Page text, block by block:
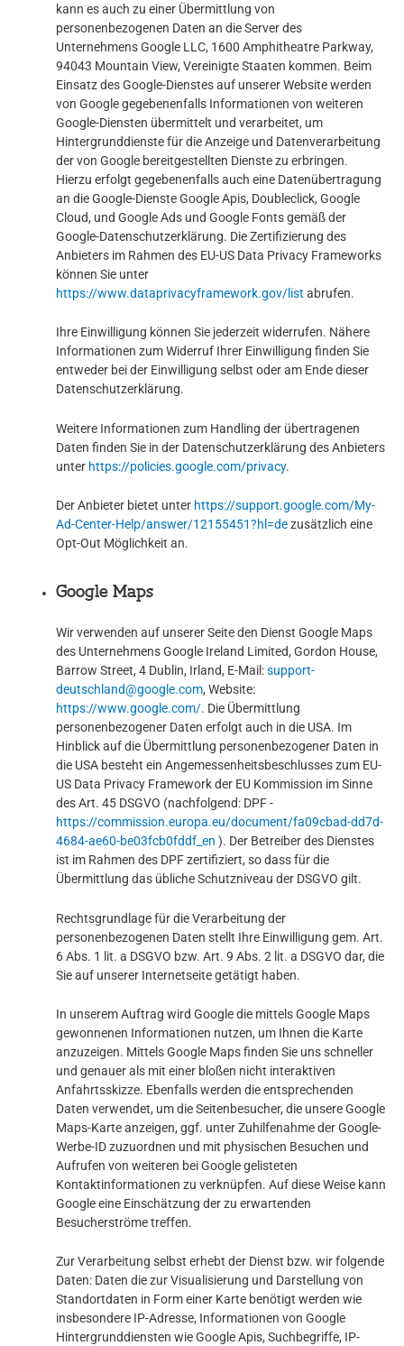
kann es auch zu einer Übermittlung von
personenbezogenen Daten an die Server des
Unternehmens Google LLC, 1600 Amphitheatre Parkway,
94043 Mountain View, Vereinigte Staaten kommen. Beim
Einsatz des Google-Dienstes auf unserer Website werden
von Google gegebenenfalls Informationen von weiteren
Google-Diensten übermittelt und verarbeitet, um
Hintergrunddienste für die Anzeige und Datenverarbeitung
der von Google bereitgestellten Dienste zu erbringen.
Hierzu erfolgt gegebenenfalls auch eine Datenübertragung
an die Google-Dienste Google Apis, Doubleclick, Google
Cloud, und Google Ads und Google Fonts gemäß der
Google-Datenschutzerklärung. Die Zertifizierung des
Anbieters im Rahmen des EU-US Data Privacy Frameworks
können Sie unter
https://www.dataprivacyframework.gov/list abrufen.
Ihre Einwilligung können Sie jederzeit widerrufen. Nähere
Informationen zum Widerruf Ihrer Einwilligung finden Sie
entweder bei der Einwilligung selbst oder am Ende dieser
Datenschutzerklärung.
Weitere Informationen zum Handling der übertragenen
Daten finden Sie in der Datenschutzerklärung des Anbieters
unter https://policies.google.com/privacy.
Der Anbieter bietet unter https://support.google.com/My-
Ad-Center-Help/answer/12155451?hl=dezusätzlich eine
Opt-Out Möglichkeit an.
Google Maps
Wir verwenden auf unserer Seite den Dienst Google Maps
des Unternehmens Google Ireland Limited, Gordon House,
Barrow Street, 4 Dublin, Irland, E-Mail:support-
deutschland@google.com, Website:
https://www.google.com/. Die Übermittlung
personenbezogener Daten erfolgt auch in die USA. Im
Hinblick auf die Übermittlung personenbezogener Daten in
die USA besteht ein Angemessenheitsbeschlusses zum EU-
US Data Privacy Framework der EU Kommission im Sinne
des Art. 45 DSGVO (nachfolgend: DPF -
https://commission.europa.eu/document/fa09cbad-dd7d-
4684-ae60-be03fcb0fddf_en ). Der Betreiber des Dienstes
ist im Rahmen des DPF zertifiziert, so dass für die
Übermittlung das übliche Schutzniveau der DSGVO gilt.
Rechtsgrundlage für die Verarbeitung der
personenbezogenen Daten stellt Ihre Einwilligung gem. Art.
6 Abs. 1 lit. a DSGVO bzw. Art. 9 Abs. 2 lit. a DSGVO dar, die
Sie auf unserer Internetseite getätigt haben.
In unserem Auftrag wird Google die mittels Google Maps
gewonnenen Informationen nutzen, um Ihnen die Karte
anzuzeigen. Mittels Google Maps finden Sie uns schneller
und genauer als mit einer bloßen nicht interaktiven
Anfahrtsskizze. Ebenfalls werden die entsprechenden
Daten verwendet, um die Seitenbesucher, die unsere Google
Maps-Karte anzeigen, ggf. unter Zuhilfenahme der Google-
Werbe-ID zuzuordnen und mit physischen Besuchen und
Aufrufen von weiteren bei Google gelisteten
Kontaktinformationen zu verknüpfen. Auf diese Weise kann
Google eine Einschätzung der zu erwartenden
Besucherströme treffen.
Zur Verarbeitung selbst erhebt der Dienst bzw. wir folgende
Daten: Daten die zur Visualisierung und Darstellung von
Standortdaten in Form einer Karte benötigt werden wie
insbesondere IP-Adresse, Informationen von Google
Hintergrunddiensten wie Google Apis, Suchbegriffe, IP-